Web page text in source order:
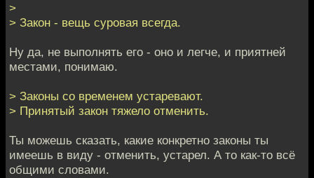
>
> Закон - вещь суровая всегда.
Ну да, не выполнять его - оно и легче, и приятней
местами, понимаю.
> Законы со временем устаревают.
> Принятый закон тяжело отменить.
Ты можешь сказать, какие конкретно законы ты
имеешь в виду - отменить, устарел. А то как-то всё
общими словами.